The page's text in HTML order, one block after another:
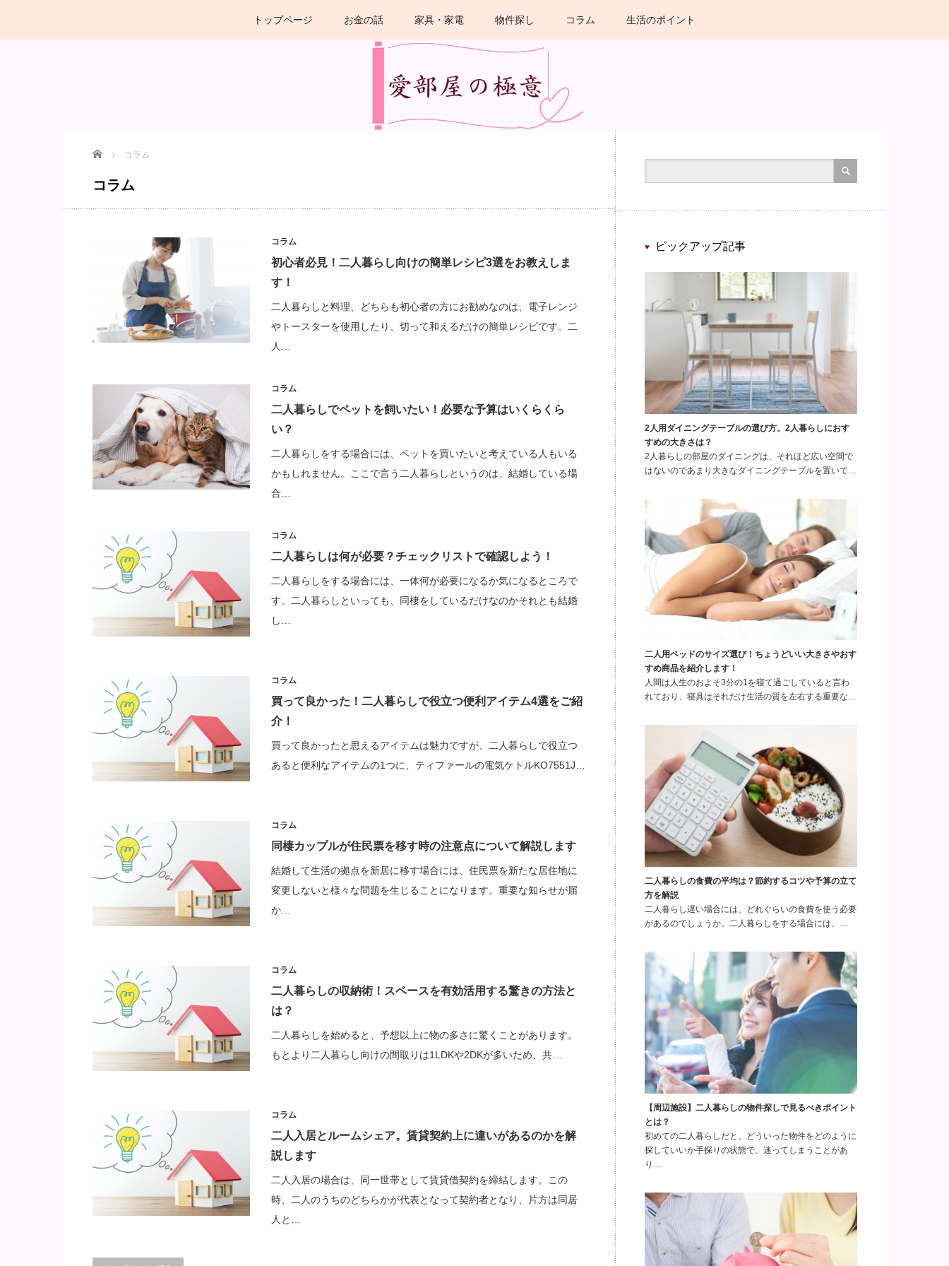
トップページ お金の話 家具・家電 物件探し コラム 生活のポイント
Home コラム
コラム
コラム
初心者必見！二人暮らし向けの簡単レシピ3選をお教えしま
す！
二人暮らしと料理、どちらも初心者の方にお勧めなのは、電子レンジ
やトースターを使用したり、切って和えるだけの簡単レシピです。二
人…
コラム
二人暮らしでペットを飼いたい！必要な予算はいくらくら
い？
二人暮らしをする場合には、ペットを買いたいと考えている人もいる
かもしれません。ここで言う二人暮らしというのは、結婚している場
合…
コラム
二人暮らしは何が必要？チェックリストで確認しよう！
二人暮らしをする場合には、一体何が必要になるか気になるところで
す。二人暮らしといっても、同棲をしているだけなのかそれとも結婚
し…
コラム
買って良かった！二人暮らしで役立つ便利アイテム4選をご紹
介！
買って良かったと思えるアイテムは魅力ですが、二人暮らしで役立つ
あると便利なアイテムの1つに、ティファールの電気ケトルKO7551J…
コラム
同棲カップルが住民票を移す時の注意点について解説します
結婚して生活の拠点を新居に移す場合には、住民票を新たな居住地に
変更しないと様々な問題を生じることになります。重要な知らせが届
か…
コラム
二人暮らしの収納術！スペースを有効活用する驚きの方法と
は？
二人暮らしを始めると、予想以上に物の多さに驚くことがあります。
もとより二人暮らし向けの間取りは1LDKや2DKが多いため、共…
コラム
二人入居とルームシェア。賃貸契約上に違いがあるのかを解
説します
二人入居の場合は、同一世帯として賃貸借契約を締結します。この
時、二人のうちのどちらかが代表となって契約者となり、片方は同居
人と…
ピックアップ記事
2人用ダイニングテーブルの選び方。2人暮らしにおす
すめの大きさは？
2人暮らしの部屋のダイニングは、それほど広い空間で
はないのであまり大きなダイニングテーブルを置いて…
二人用ベッドのサイズ選び！ちょうどいい大きさやおす
すめ商品を紹介します！
人間は人生のおよそ3分の1を寝て過ごしていると言わ
れており、寝具はそれだけ生活の質を左右する重要な…
二人暮らしの食費の平均は？節約するコツや予算の立て
方を解説
二人暮らし遅い場合には、どれぐらいの食費を使う必要
があるのでしょうか。二人暮らしをする場合には、…
【周辺施設】二人暮らしの物件探しで見るべきポイント
とは？
初めての二人暮らしだと、どういった物件をどのように
探していいか手探りの状態で、迷ってしまうことがあ
り…